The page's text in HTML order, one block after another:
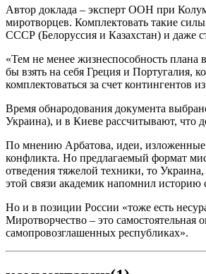
Автор доклада – эксперт ООН при
миротворцев. Комплектовать такие
СССР (Белоруссия и Казахстан) и даже
«Тем не менее жизнеспособность
бы взять на себя Греция и Португалия,
комплектоваться за счет
Время обнародования документа
Украина), и в Киеве рассчитывают, что
По мнению Арбатова, идеи, изложенные
конфликта. Но предлагаемый формат
отведения тяжелой техники, то
этой связи академик напомнил историю
Но и в позиции России «тоже есть
Миротворчество – это самостоятельная
самопровозглашенных республиках».